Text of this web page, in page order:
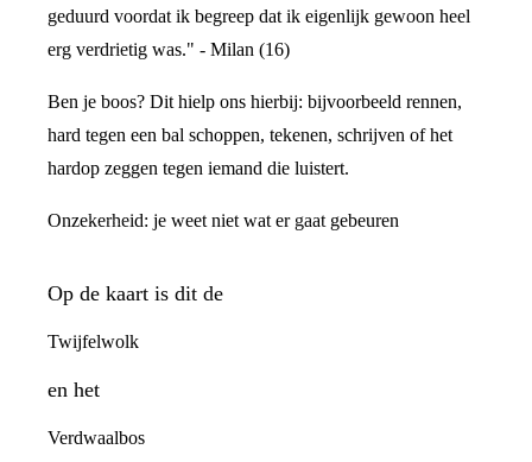
geduurd voordat ik begreep dat ik eigenlijk gewoon heel
erg verdrietig was." - Milan (16)
Ben je boos? Dit hielp ons hierbij: bijvoorbeeld rennen,
hard tegen een bal schoppen, tekenen, schrijven of het
hardop zeggen tegen iemand die luistert.
Onzekerheid: je weet niet wat er gaat gebeuren
Op de kaart is dit de
Twijfelwolk
en het
Verdwaalbos